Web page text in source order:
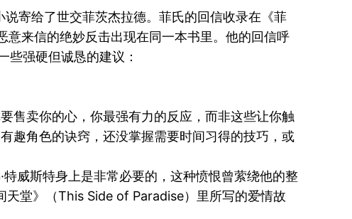
寄给了世交菲茨杰拉德。菲氏的回信收录在《菲
来信的绝妙反击出现在同一本书里。他的回信呼
些强硬但诚恳的建议：
售卖你的心，你最强有力的反应，而非这些让你触
趣角色的诀窍，还没掌握需要时间习得的技巧，或
威斯特身上是非常必要的，这种愤恨曾萦绕他的整
堂》（This Side of Paradise）里所写的爱情故